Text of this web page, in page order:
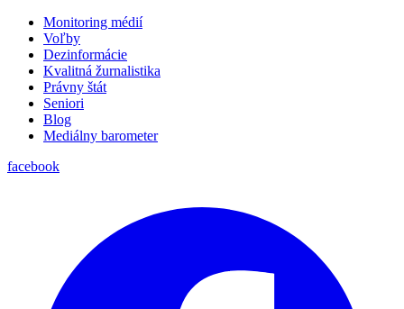
Monitoring médií
Voľby
Dezinformácie
Kvalitná žurnalistika
Právny štát
Seniori
Blog
Mediálny barometer
facebook